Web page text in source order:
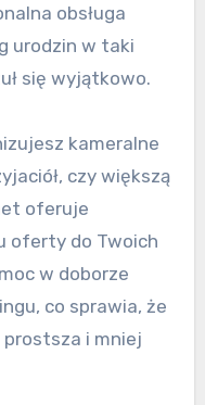
obsługa
urodzin w taki
się wyjątkowo.
kameralne
czy większą
oferuje
oferty do Twoich
w doborze
co sprawia, że
i mniej